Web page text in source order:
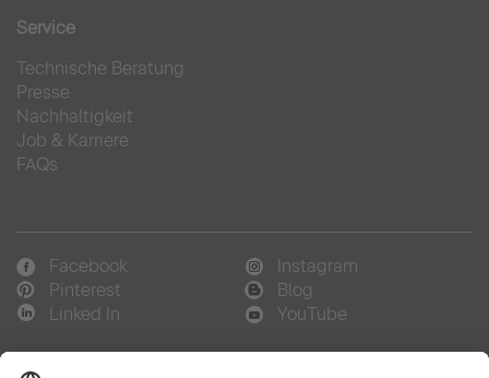
Service
Technische Beratung
Presse
Nachhaltigkeit
Job & Karriere
FAQs
Facebook
Instagram
Pinterest
Blog
Linked In
YouTube